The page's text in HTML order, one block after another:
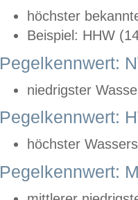
höchster
Beispiel: HHW
Pegelkennwert:
niedrigster
Pegelkennwert:
höchster
Pegelkennwert: